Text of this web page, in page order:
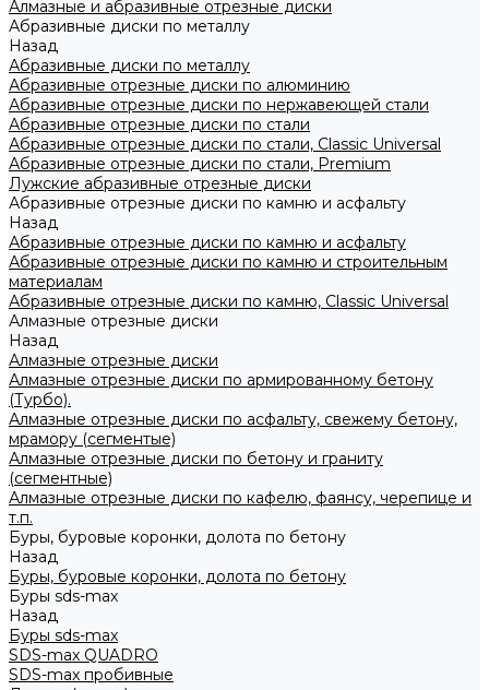
Алмазные и абразивные отрезные диски
Абразивные диски по металлу
Назад
Абразивные диски по металлу
Абразивные отрезные диски по алюминию
Абразивные отрезные диски по нержавеющей стали
Абразивные отрезные диски по стали
Абразивные отрезные диски по стали, Classic Universal
Абразивные отрезные диски по стали, Premium
Лужские абразивные отрезные диски
Абразивные отрезные диски по камню и асфальту
Назад
Абразивные отрезные диски по камню и асфальту
Абразивные отрезные диски по камню и строительным
материалам
Абразивные отрезные диски по камню, Classic Universal
Алмазные отрезные диски
Назад
Алмазные отрезные диски
Алмазные отрезные диски по армированному бетону
(Турбо).
Алмазные отрезные диски по асфальту, свежему бетону,
мрамору (сегментые)
Алмазные отрезные диски по бетону и граниту
(сегментные)
Алмазные отрезные диски по кафелю, фаянсу, черепице и
т.п.
Буры, буровые коронки, долота по бетону
Назад
Буры, буровые коронки, долота по бетону
Буры sds-max
Назад
Буры sds-max
SDS-max QUADRO
SDS-max пробивные